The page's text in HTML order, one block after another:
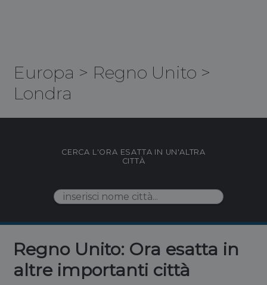
Europa > Regno Unito >
Londra
CERCA L'ORA ESATTA IN UN'ALTRA
CITTÀ
Regno Unito: Ora esatta in
altre importanti città